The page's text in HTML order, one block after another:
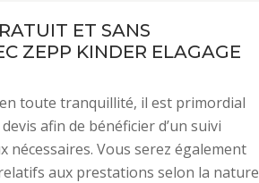
ET SANS
ZEPP KINDER ELAGAGE
toute tranquillité, il est primordial
afin de bénéficier d’un suivi
nécessaires. Vous serez également
aux prestations selon la nature